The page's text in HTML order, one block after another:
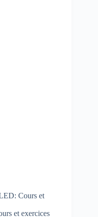
Cours et
et exercices